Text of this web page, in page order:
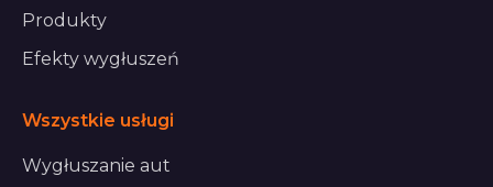
Produkty
Efekty wygłuszeń
Wszystkie usługi
Wygłuszanie aut